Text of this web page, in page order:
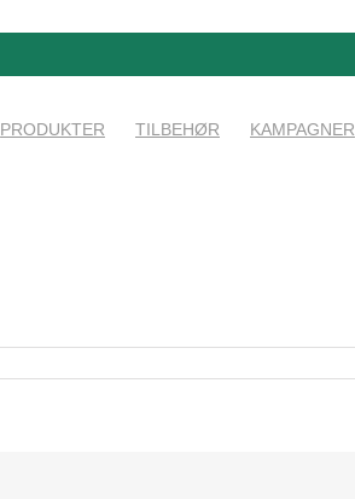
PRODUKTER TILBEHØR KAMPAGNER